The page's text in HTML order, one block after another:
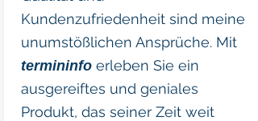
Kundenzufriedenheit sind meine
unumstößlichen Ansprüche. Mit
termininfo erleben Sie ein
ausgereiftes und geniales
Produkt, das seiner Zeit weit